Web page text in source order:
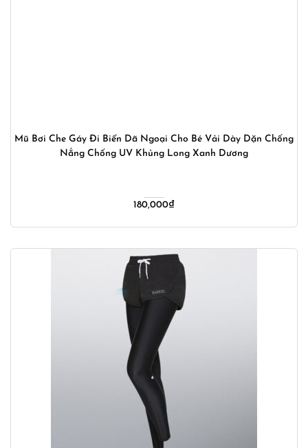
Mũ Bơi Che Gáy Đi Biển Dã Ngoại Cho Bé Vải Dày Dặn Chống
Nắng Chống UV Khủng Long Xanh Dương
180,000₫